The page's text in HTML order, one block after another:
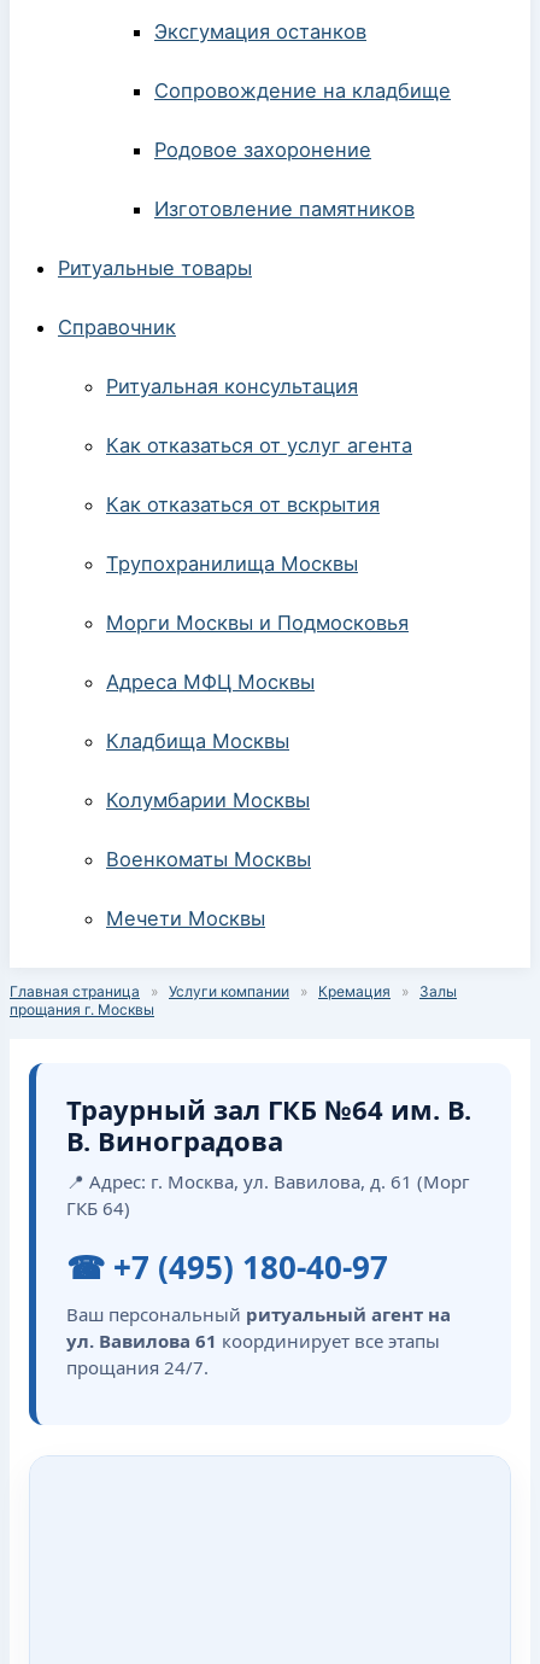
Эксгумация останков
Сопровождение на кладбище
Родовое захоронение
Изготовление памятников
Ритуальные товары
Справочник
Ритуальная консультация
Как отказаться от услуг агента
Как отказаться от вскрытия
Трупохранилища Москвы
Морги Москвы и Подмосковья
Адреса МФЦ Москвы
Кладбища Москвы
Колумбарии Москвы
Военкоматы Москвы
Мечети Москвы
Главная страница » Услуги компании » Кремация »
Залы
прощания г. Москвы
Траурный зал ГКБ №64 им. В.
В. Виноградова
📍 Адрес: г. Москва, ул. Вавилова, д. 61 (Морг
ГКБ 64)
☎ +7 (495) 180-40-97
Ваш персональный ритуальный агент на
ул. Вавилова 61 координирует все этапы
прощания 24/7.